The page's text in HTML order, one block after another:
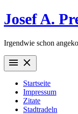
Zum
Inhalt
Josef A.
Irgendwie schon
menu close
Startseite
Impressum
Zitate
Stadtradeln